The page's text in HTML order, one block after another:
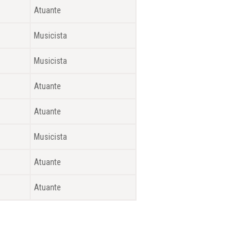
Atuante
Musicista
Musicista
Atuante
Atuante
Musicista
Atuante
Atuante